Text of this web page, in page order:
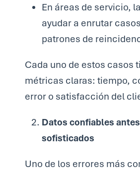
En áreas de servicio,
ayudar a enrutar
patrones de
Cada uno de estos casos
métricas claras: tiempo,
error o satisfacción del
Datos confiables
sofisticados
Uno de los errores más